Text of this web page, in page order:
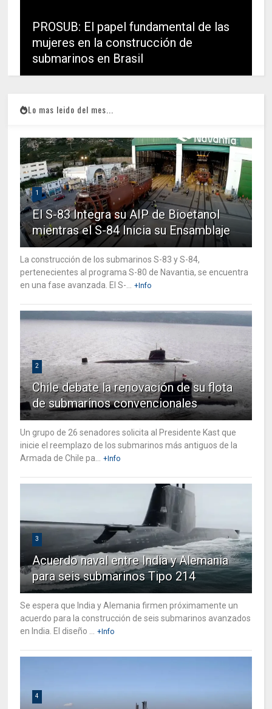
PROSUB: El papel fundamental de las
mujeres en la construcción de
submarinos en Brasil
Lo mas leido del mes...
1
El S-83 Integra su AIP de Bioetanol
mientras el S-84 Inicia su Ensamblaje
La construcción de los submarinos S-83 y S-84,
pertenecientes al programa S-80 de Navantia, se encuentra
en una fase avanzada. El S-...
+Info
2
Chile debate la renovación de su flota
de submarinos convencionales
Un grupo de 26 senadores solicita al Presidente Kast que
inicie el reemplazo de los submarinos más antiguos de la
Armada de Chile pa...
+Info
3
Acuerdo naval entre India y Alemania
para seis submarinos Tipo 214
Se espera que India y Alemania firmen próximamente un
acuerdo para la construcción de seis submarinos avanzados
en India. El diseño ...
+Info
4